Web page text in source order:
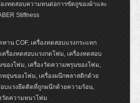
องทดสอบความทนต่อการขัดถูของผ้าและ
Stiffness
ทาน COF, เครื่องทดสอบแรงกระแทก
รื่องทดสอบแรงกดโฟม, เครื่องทดสอบ
ของโฟม, เครื่องวัดความพรุนของโฟม,
ยุ่นของโฟม, เครื่องผนึกพลาสติกด้วย
อบแรงยึดติดที่ถูกผนึกด้วยความร้อน,
วัดความหนาโฟม